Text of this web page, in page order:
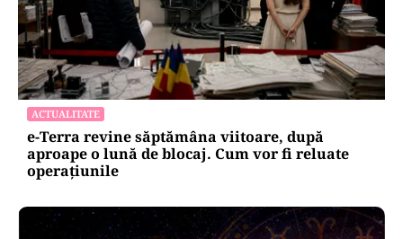
ACTUALITATE
e-Terra revine săptămâna viitoare, după
aproape o lună de blocaj. Cum vor fi reluate
operațiunile